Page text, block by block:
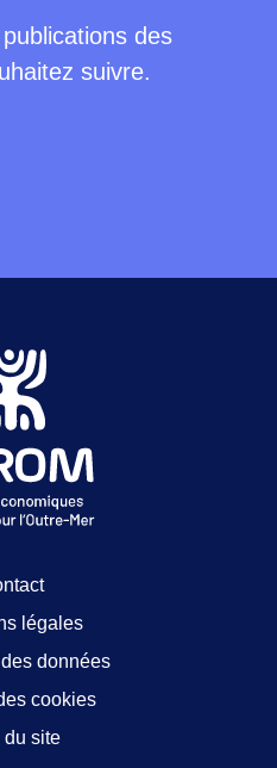
des
suivre.
légales
données
cookies
du site